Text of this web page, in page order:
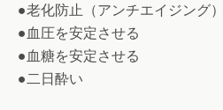
●老化防止（アンチエイジング）
●血圧を安定させる
●血糖を安定させる
●二日酔い